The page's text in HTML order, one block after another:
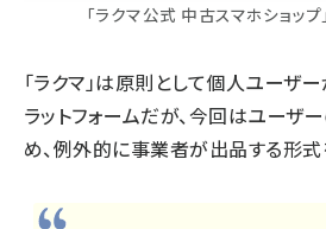
「ラクマ公式 中古スマホショッ
「ラクマ」は原則として個人ユーザ
ラットフォームだが、今回はユーザ
め、例外的に事業者が出品する形式